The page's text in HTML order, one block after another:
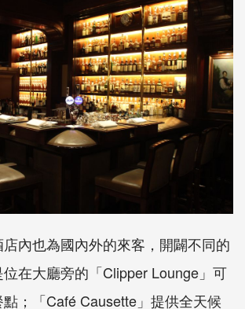
內也為國內外的來客，開闢不同的
在大廳旁的「Clipper Lounge」可
；「Café Causette」提供全天候